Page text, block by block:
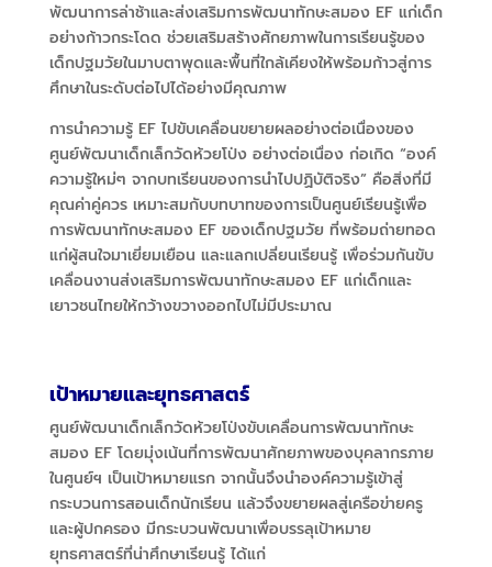
พัฒนาการล่าช้าและส่งเสริมการพัฒนาทักษะสมอง EF แก่เด็ก
อย่างก้าวกระโดด ช่วยเสริมสร้างศักยภาพในการเรียนรู้ของ
เด็กปฐมวัยในมาบตาพุดและพื้นที่ใกล้เคียงให้พร้อมก้าวสู่การ
ศึกษาในระดับต่อไปได้อย่างมีคุณภาพ
การนำความรู้ EF ไปขับเคลื่อนขยายผลอย่างต่อเนื่องของ
ศูนย์พัฒนาเด็กเล็กวัดห้วยโป่ง อย่างต่อเนื่อง ก่อเกิด “องค์
ความรู้ใหม่ๆ จากบทเรียนของการนำไปปฏิบัติจริง” คือสิ่งที่มี
คุณค่าคู่ควร เหมาะสมกับบทบาทของการเป็นศูนย์เรียนรู้เพื่อ
การพัฒนาทักษะสมอง EFของเด็กปฐมวัย ที่พร้อมถ่ายทอด
แก่ผู้สนใจมาเยี่ยมเยือน และแลกเปลี่ยนเรียนรู้ เพื่อร่วมกันขับ
เคลื่อนงานส่งเสริมการพัฒนาทักษะสมอง EF แก่เด็กและ
เยาวชนไทยให้กว้างขวางออกไปไม่มีประมาณ
เป้าหมายและยุทธศาสตร์
ศูนย์พัฒนาเด็กเล็กวัดห้วยโป่งขับเคลื่อนการพัฒนาทักษะ
สมอง EFโดยมุ่งเน้นที่การพัฒนาศักยภาพของบุคลากรภาย
ในศูนย์ฯ เป็นเป้าหมายแรก จากนั้นจึงนำองค์ความรู้เข้าสู่
กระบวนการสอนเด็กนักเรียน แล้วจึงขยายผลสู่เครือข่ายครู
และผู้ปกครอง มีกระบวนพัฒนาเพื่อบรรลุเป้าหมาย
ยุทธศาสตร์ที่น่าศึกษาเรียนรู้ ได้แก่